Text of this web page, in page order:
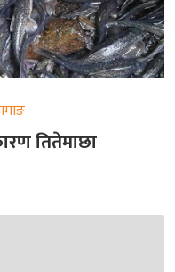
तितेमाछा